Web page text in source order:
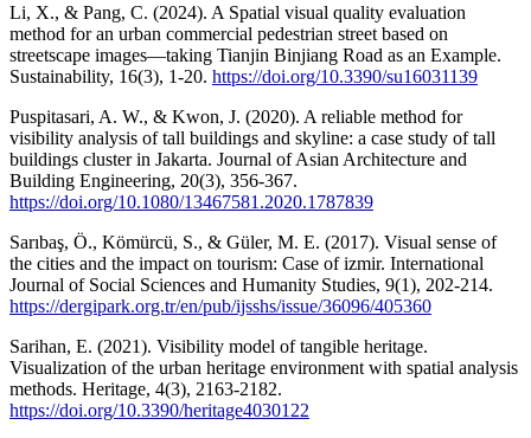
Li, X., & Pang, C. (2024). A Spatial visual quality evaluation
method for an urban commercial pedestrian street based on
streetscape images—taking Tianjin Binjiang Road as an Example.
Sustainability, 16(3), 1-20. https://doi.org/10.3390/su16031139
Puspitasari, A. W., & Kwon, J. (2020). A reliable method for
visibility analysis of tall buildings and skyline: a case study of tall
buildings cluster in Jakarta. Journal of Asian Architecture and
Building Engineering, 20(3), 356-367.
https://doi.org/10.1080/13467581.2020.1787839
Sarıbaş, Ö., Kömürcü, S., & Güler, M. E. (2017). Visual sense of
the cities and the impact on tourism: Case of izmir. International
Journal of Social Sciences and Humanity Studies, 9(1), 202-214.
https://dergipark.org.tr/en/pub/ijsshs/issue/36096/405360
Sarihan, E. (2021). Visibility model of tangible heritage.
Visualization of the urban heritage environment with spatial analysis
methods. Heritage, 4(3), 2163-2182.
https://doi.org/10.3390/heritage4030122